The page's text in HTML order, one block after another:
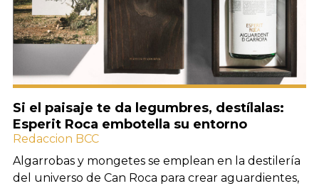
Si el paisaje te da legumbres, destílalas:
Esperit Roca embotella su entorno
Redaccion BCC
Algarrobas y mongetes se emplean en la destilería
del universo de Can Roca para crear aguardientes,